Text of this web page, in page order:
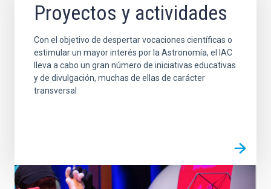
Proyectos y actividades
Con el objetivo de despertar vocaciones científicas o
estimular un mayor interés por la Astronomía, el IAC
lleva a cabo un gran número de iniciativas educativas
y de divulgación, muchas de ellas de carácter
transversal